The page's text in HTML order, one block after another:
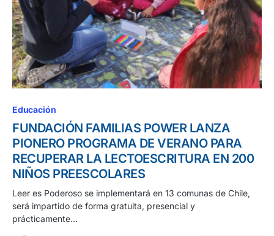
Educación
FUNDACIÓN FAMILIAS POWER LANZA
PIONERO PROGRAMA DE VERANO PARA
RECUPERAR LA LECTOESCRITURA EN 200
NIÑOS PREESCOLARES
Leer es Poderoso se implementará en 13 comunas de Chile,
será impartido de forma gratuita, presencial y
prácticamente…